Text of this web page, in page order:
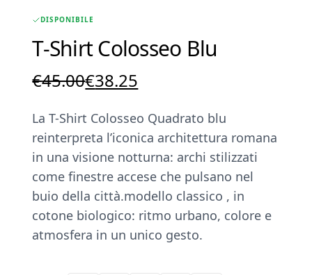
DISPONIBILE
T-Shirt Colosseo Blu
€45.00Il
originale
era:
€45.00.
€38.25
attuale
è:
€38.25.
La T-Shirt Colosseo Quadrato blu
reinterpreta l’iconica architettura romana
in una visione notturna: archi stilizzati
come finestre accese che pulsano nel
buio della città.modello classico , in
cotone biologico: ritmo urbano, colore e
atmosfera in un unico gesto.